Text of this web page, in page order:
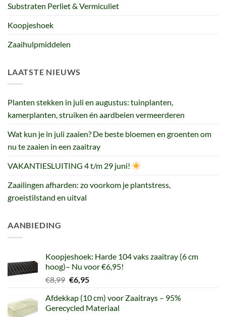
Substraten Perliet & Vermiculiet
Koopjeshoek
Zaaihulpmiddelen
LAATSTE NIEUWS
Planten stekken in juli en augustus: tuinplanten,
kamerplanten, struiken én aardbeien vermeerderen
Wat kun je in juli zaaien? De beste bloemen en groenten om
nu te zaaien in een zaaitray
VAKANTIESLUITING 4 t/m 29 juni!
Zaailingen afharden: zo voorkom je plantstress,
groeistilstand en uitval
AANBIEDING
Koopjeshoek: Harde 104 vaks zaaitray (6 cm
hoog)– Nu voor €6,95!
€8,99 Oorspronkelijke
was:
€8,99.
€6,95Huidige
is:
€6,95.
Afdekkap (10 cm) voor Zaaitrays – 95%
Gerecycled Materiaal